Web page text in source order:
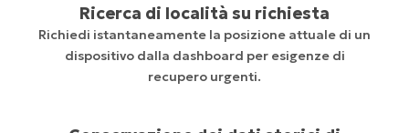
Ricerca di località su richiesta
Richiedi istantaneamente la posizione attuale di un
dispositivo dalla dashboard per esigenze di
recupero urgenti.